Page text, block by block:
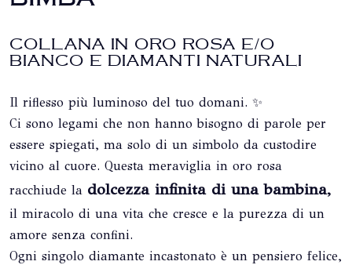
COLLANA IN ORO ROSA E/O
BIANCO E DIAMANTI NATURALI
Il riflesso più luminoso del tuo domani. ✨
Ci sono legami che non hanno bisogno di parole per
essere spiegati, ma solo di un simbolo da custodire
vicino al cuore. Questa meraviglia in oro rosa
racchiude la dolcezza infinita di una bambina,
il miracolo di una vita che cresce e la purezza di un
amore senza confini.
Ogni singolo diamante incastonato è un pensiero felice,